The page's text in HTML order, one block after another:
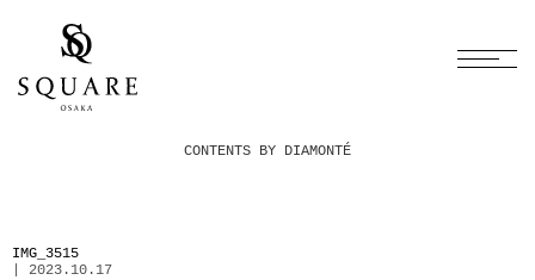
CONTENTS BY DIAMONTÉ
IMG_3515
| 2023.10.17